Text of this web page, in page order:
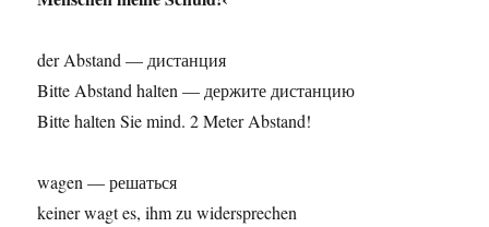
der Abstand — дистанция
Bitte Abstand halten — держите дистанцию
Bitte halten Sie mind. 2 Meter Abstand!
wagen — решаться
keiner wagt es, ihm zu widersprechen